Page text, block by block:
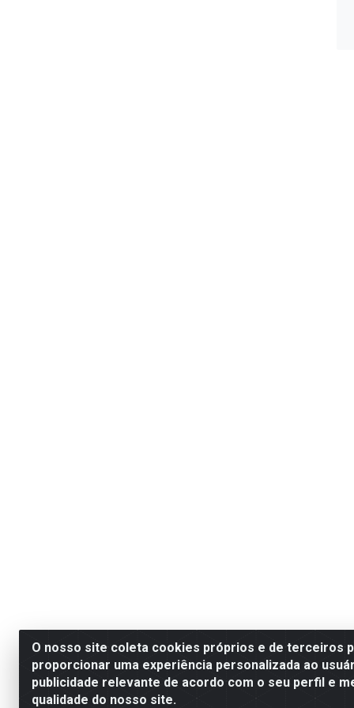
O nosso site coleta cookies próprios e de terceiros
proporcionar uma experiência personalizada ao
publicidade relevante de acordo com o seu perfil e
qualidade do nosso site.